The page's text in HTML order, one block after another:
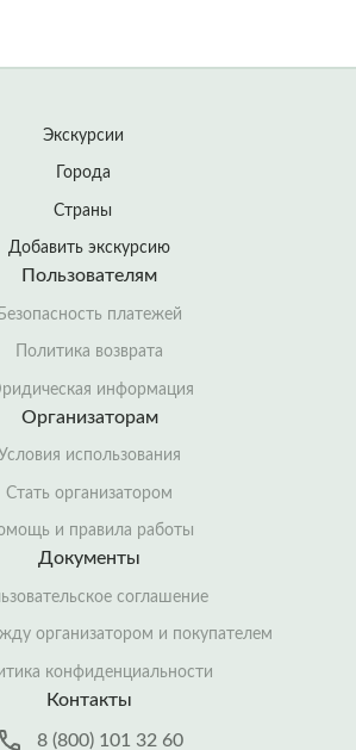
Экскурсии
Города
Страны
Добавить экскурсию
Пользователям
Безопасность платежей
Политика возврата
информация
Организаторам
Условия использования
Стать организатором
и правила работы
Документы
соглашение
организатором и покупателем
конфиденциальности
Контакты
8 (800) 101 32 60